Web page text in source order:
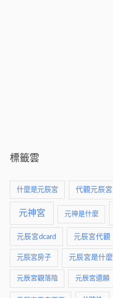
標籤雲
什麼是元辰宮 代觀元辰宮
元神宮 元神是什麼
元辰宮dcard 元辰宮代觀
元辰宮房子 元辰宮是什麼
元辰宮觀落陰 元辰宮還願